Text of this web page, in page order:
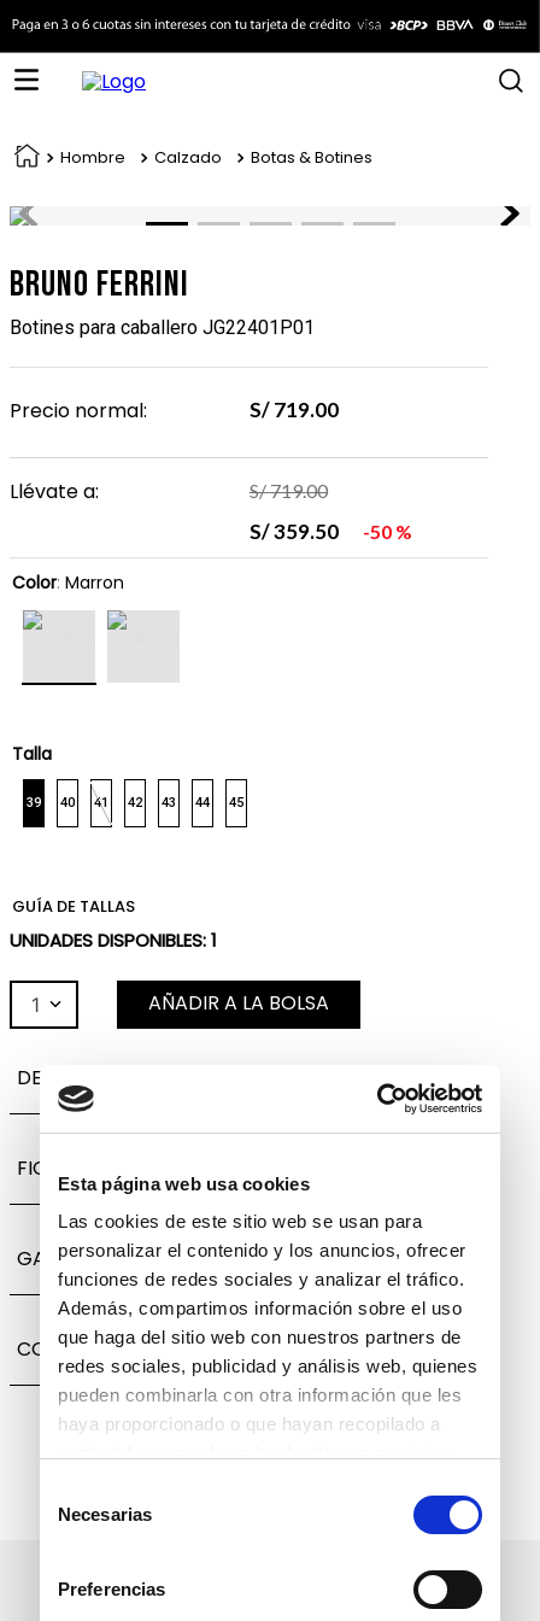
Esta página web usa cookies
Las cookies de este sitio web se usan para
personalizar el contenido y los anuncios, ofrecer
funciones de redes sociales y analizar el tráfico.
Además, compartimos información sobre el uso
que haga del sitio web con nuestros partners de
redes sociales, publicidad y análisis web, quienes
pueden combinarla con otra información que les
haya proporcionado o que hayan recopilado a
deNecesarias
Preferencias
Hombre Calzado Botas & Botines
Bruno Ferrini
Botines para caballero JG22401P01
Precio normal: S/ 719.00
Llévate a: S/719.00
S/359.50 50 %
Color: Marron
Talla
39 40 41 42 43 44 45
GUÍA DE TALLAS
UNIDADES DISPONIBLES:1
1 AÑADIR A LA BOLSA
DESCRIPCIÓN
FICHA TÉCNICA
GARANTÍA, CAMBIOS Y DEVOLUCIONES
COMPARTIR
Suscríbete a nuestro boletín